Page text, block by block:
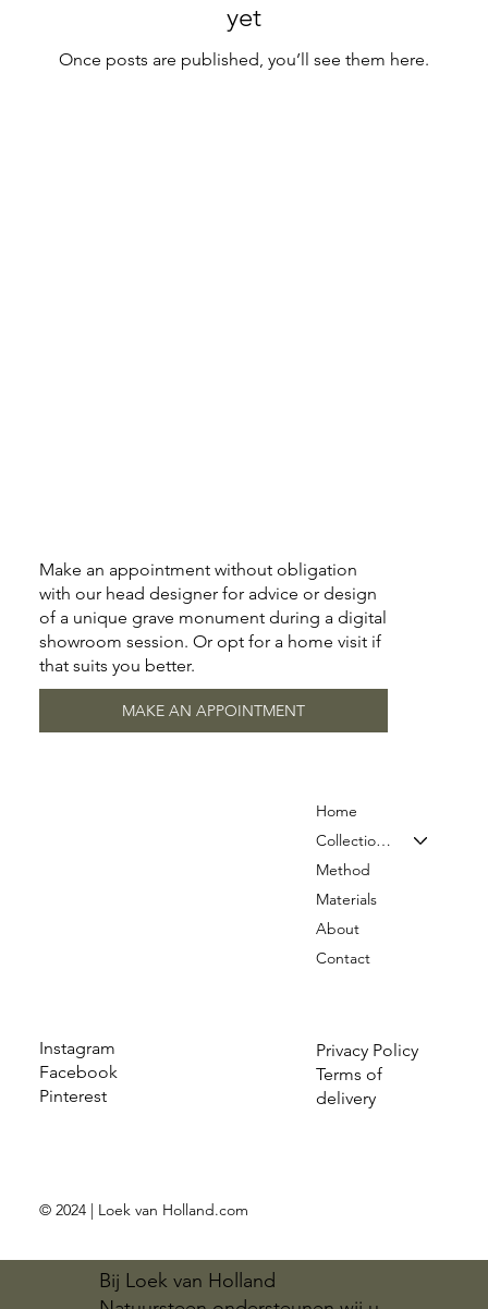
Bij Loek van Holland
yet
Once posts are published, you’ll see them here.
Instagram
Facebook
Pinterest
Privacy Policy
Terms of
delivery
Home
Collection & Prices
Method
Materials
About
Contact
© 2024 | Loek van Holland.com
Make an appointment without obligation
with our head designer for advice or design
of a unique grave monument during a digital
showroom session. Or opt for a home visit if
that suits you better.
MAKE AN APPOINTMENT